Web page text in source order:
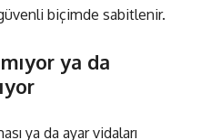
biçimde sabitlenir.
ya da
ya da ayar vidaları